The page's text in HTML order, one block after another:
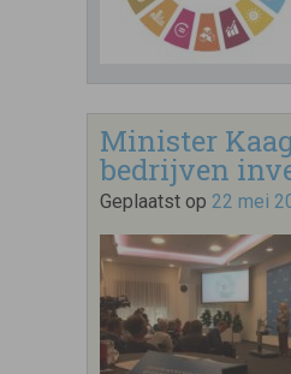
Minister
bedrijven
Geplaatst op 22 mei